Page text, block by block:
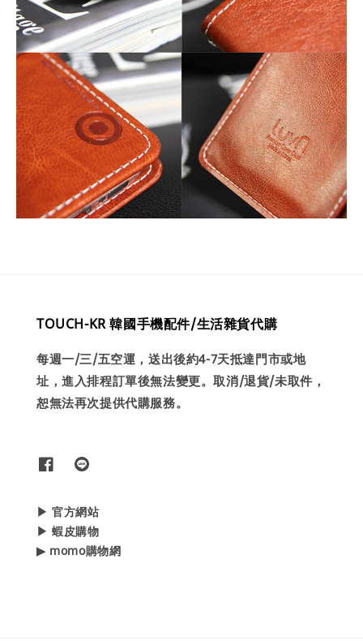
TOUCH-KR 韓國手機配件/生活雜貨代購
每週一/三/五空運，送出後約4-7天抵達門市或地
址，進入排程訂單後無法變更。取消/退貨/未取件，
恕無法再次提供代購服務。
▶ 官方網站
▶ 蝦皮購物
▶ momo購物網